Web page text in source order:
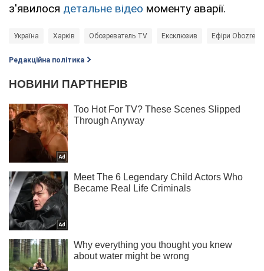
з'явилося детальне відео моменту аварії.
Україна Харків Обозреватель TV Ексклюзив Ефіри
Редакційна політика